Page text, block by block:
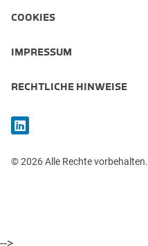
COOKIES
IMPRESSUM
RECHTLICHE HINWEISE
© 2026 Alle Rechte vorbehalten.
-->